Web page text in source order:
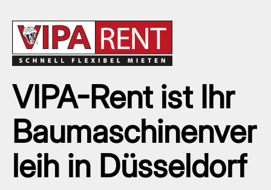
VIPA-Rent ist Ihr
Baumaschinenver
leih in Düsseldorf